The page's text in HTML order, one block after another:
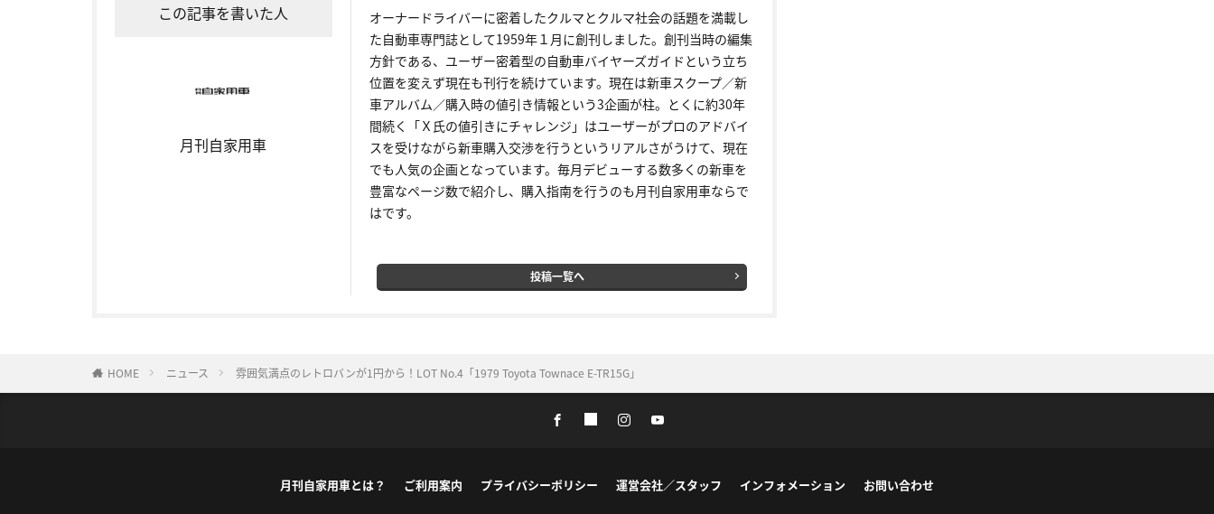
この記事を書いた人
月刊自家用車
オーナードライバーに密着したクルマとクルマ社会の話題を満載し
た自動車専門誌として1959年１月に創刊しました。創刊当時の編集
方針である、ユーザー密着型の自動車バイヤーズガイドという立ち
位置を変えず現在も刊行を続けています。現在は新車スクープ／新
車アルバム／購入時の値引き情報という3企画が柱。とくに約30年
間続く「Ｘ氏の値引きにチャレンジ」はユーザーがプロのアドバイ
スを受けながら新車購入交渉を行うというリアルさがうけて、現在
でも人気の企画となっています。毎月デビューする数多くの新車を
豊富なページ数で紹介し、購入指南を行うのも月刊自家用車ならで
はです。
投稿一覧へ
HOME ニュース 雰囲気満点のレトロバンが1円から！LOT No.4「1979 Toyota Townace E-TR15G」
月刊自家用車とは？ ご利用案内 プライバシーポリシー 運営会社／スタッフ インフォメーション お問い合わせ